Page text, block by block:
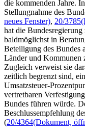
die kommenden Jahre.
Stellungnahme des
neues Fenster), 20/3785
hat die Bundesregierung
baldmöglichst in
Beteiligung des Bundes
Länder und Kommunen
Zugleich verweist sie
zeitlich begrenzt sind,
Umsatzsteuer-
vertretbaren
Bundes führen würde.
Beschlussempfehlung
(20/4364(Dokument,